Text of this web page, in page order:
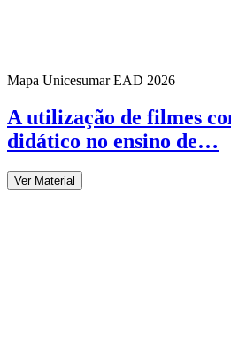
Mapa Unicesumar EAD 2026
A utilização de filmes
didático no ensino de…
Ver Material